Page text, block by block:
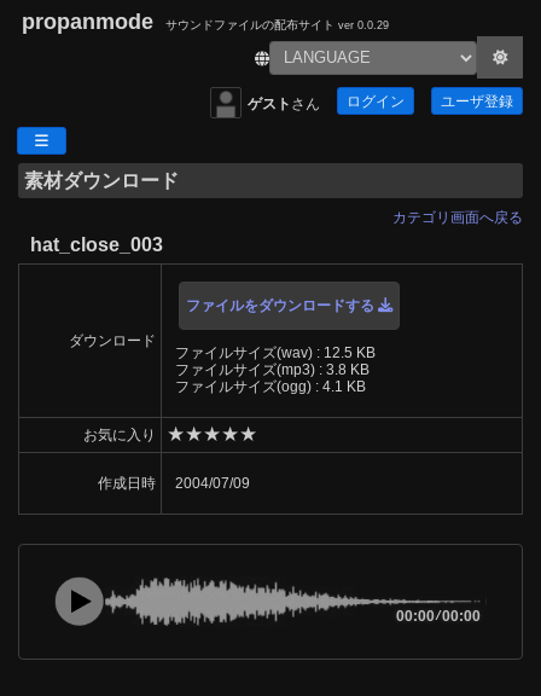
propanmode サウンドファイルの配布サイト ver 0.0.29
ゲスト さん ログイン ユーザ登録
素材ダウンロード
カテゴリ画面へ戻る
hat_close_003
ダウンロード
ファイルをダウンロードする
ファイルサイズ(wav) : 12.5 KB
ファイルサイズ(mp3) : 3.8 KB
ファイルサイズ(ogg) : 4.1 KB
お気に入り ★★★★★
作成日時 2004/07/09
00:00/00:00